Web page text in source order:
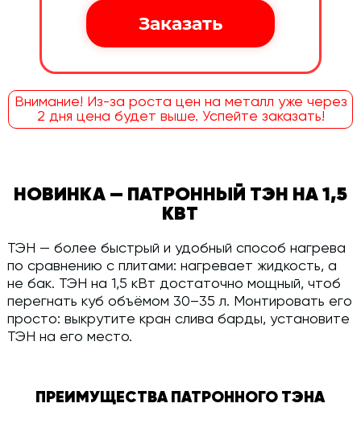
Внимание! Из-за роста цен на металл уже через
2 дня цена будет выше. Успейте заказать!
НОВИНКА — ПАТРОННЫЙ ТЭН НА 1,5
КВТ
ТЭН — более быстрый и удобный способ нагрева
по сравнению с плитами: нагревает жидкость, а
не бак. ТЭН на 1,5 кВт достаточно мощный, чтоб
перегнать куб объёмом 30–35 л. Монтировать его
просто: выкрутите кран слива барды, установите
ТЭН на его место.
ПРЕИМУЩЕСТВА ПАТРОННОГО ТЭНА